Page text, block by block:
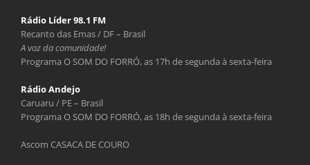
Rádio Líder 98.1 FM
Recanto das Emas / DF – Brasil
A voz da comunidade!
Programa O SOM DO FORRÓ, as 17h de segunda à sexta-feira
Rádio Andejo
Caruaru / PE – Brasil
Programa O SOM DO FORRÓ, as 18h de segunda à sexta-feira
Ascom CASACA DE COURO